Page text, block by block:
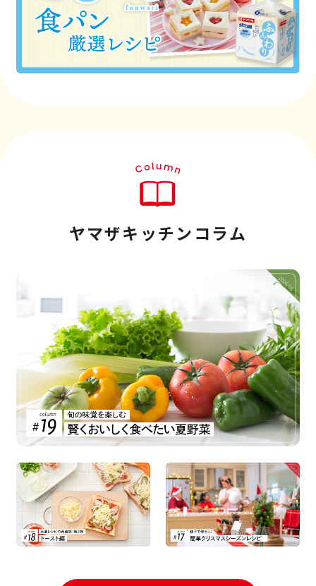
ヤマザキッチンコラム